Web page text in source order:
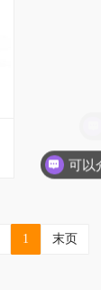
1 末页